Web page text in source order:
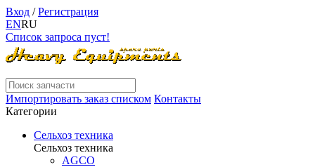
Вход /Регистрация
ENRU
Список запроса пуст!
Импортировать заказ списком Контакты
Категории
Сельхоз техника
Сельхоз техника
AGCO